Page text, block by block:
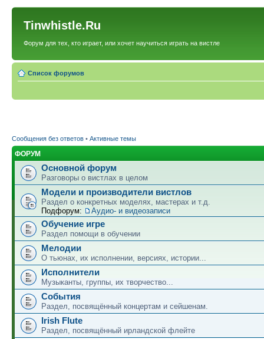
Tinwhistle.Ru
Форум для тех, кто играет, или хочет научиться играть на вистле
Список форумов
Сообщения без ответов • Активные темы
ФОРУМ
Основной форум
Разговоры о вистлах в целом
Модели и производители вистлов
Раздел о конкретных моделях, мастерах и т.д.
Подфорум:
Аудио- и видеозаписи
Обучение игре
Раздел помощи в обучении
Мелодии
О тьюнах, их исполнении, версиях, истории...
Исполнители
Музыканты, группы, их творчество...
События
Раздел, посвящённый концертам и сейшенам.
Irish Flute
Раздел, посвящённый ирландской флейте